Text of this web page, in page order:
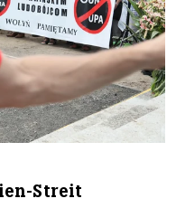
Streit